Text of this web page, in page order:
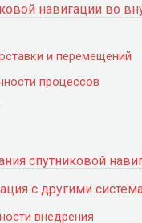
навигации во
и перемещений
процессов
спутниковой
с другими
внедрения